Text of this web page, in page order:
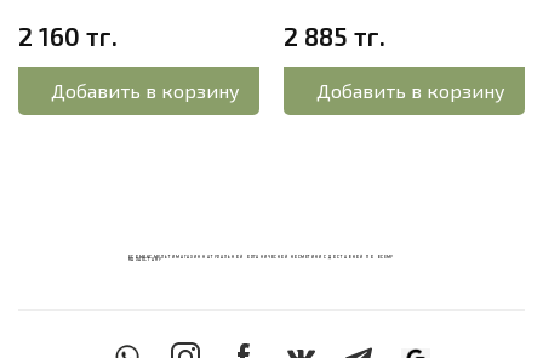
2 160 тг.
Добавить в корзину
2 885 тг.
Добавить в корзину
ECOМИКС МУЛЬТИМАГАЗИН НАТУРАЛЬНОЙ ОРГАНИЧЕСКОЙ КОСМЕТИКИ С ДОСТАВКОЙ ПО ВСЕМУ
КАЗАХСТАНУ